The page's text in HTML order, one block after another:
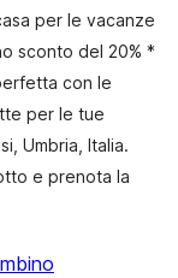
per le vacanze
sconto del 20% *
con le
per le tue
Umbria, Italia.
e prenota la